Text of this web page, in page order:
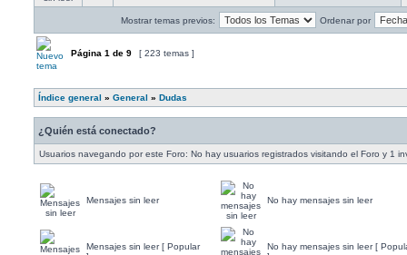
Mostrar temas previos: Ordenar por
Página 1 de 9 [ 223 temas ]
Índice general » General » Dudas
¿Quién está conectado?
Usuarios navegando por este Foro: No hay usuarios registrados visitando el Foro y 1
Mensajes sin leer No hay mensajes sin leer
Mensajes sin leer [ Popular
No hay mensajes sin leer [